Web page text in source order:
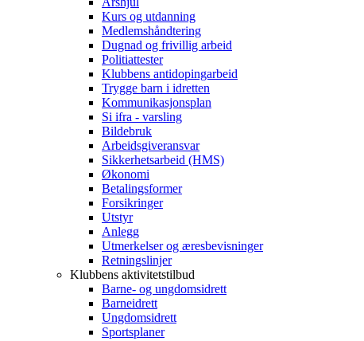
Kurs og utdanning
Medlemshåndtering
Dugnad og frivillig arbeid
Politiattester
Klubbens antidopingarbeid
Trygge barn i idretten
Kommunikasjonsplan
Si ifra - varsling
Bildebruk
Arbeidsgiveransvar
Sikkerhetsarbeid (HMS)
Økonomi
Betalingsformer
Forsikringer
Utstyr
Anlegg
Utmerkelser og æresbevisninger
Retningslinjer
Klubbens aktivitetstilbud
Barne- og ungdomsidrett
Barneidrett
Ungdomsidrett
Sportsplaner